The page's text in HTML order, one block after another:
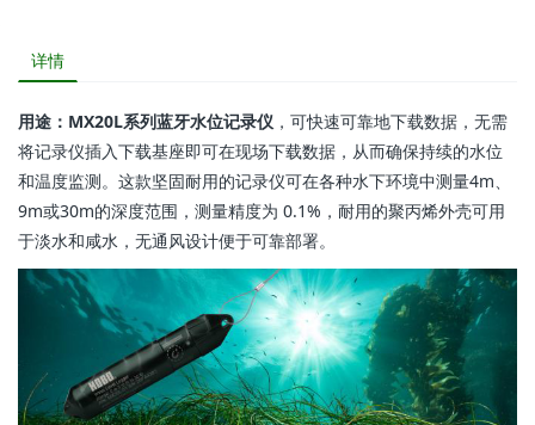
详情
用途：MX20L系列蓝牙水位记录仪 ，可快速可靠地下载数据，无需
将记录仪插入下载基座即可在现场下载数据，从而确保持续的水位
和温度监测。这款坚固耐用的记录仪可在各种水下环境中测量4m、
9m或30m的深度范围，测量精度为 0.1%，耐用的聚丙烯外壳可用
于淡水和咸水，无通风设计便于可靠部署。